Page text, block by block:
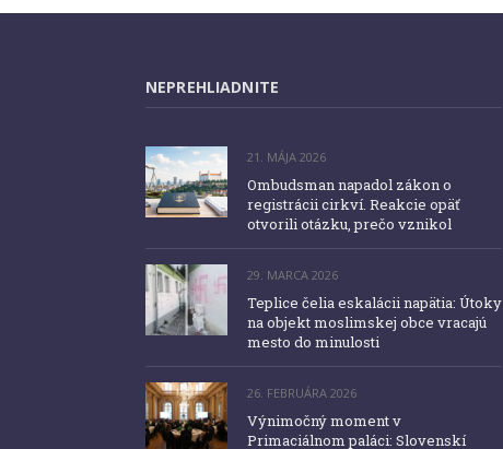
NEPREHLIADNITE
21. MÁJA 2026
Ombudsman napadol zákon o
registrácii cirkví. Reakcie opäť
otvorili otázku, prečo vznikol
29. MARCA 2026
Teplice čelia eskalácii napätia: Útoky
na objekt moslimskej obce vracajú
mesto do minulosti
26. FEBRUÁRA 2026
Výnimočný moment v
Primaciálnom paláci: Slovenskí